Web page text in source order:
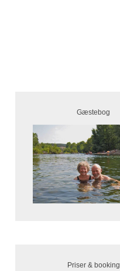
Gæstebog
Priser & booking